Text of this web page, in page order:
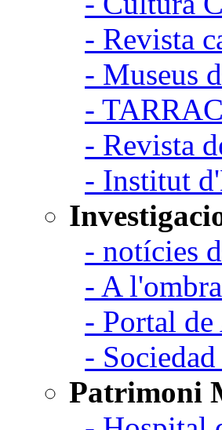
- Revista
- Museus
-
- Revista
- Institut
- notícies
- A
- Portal
-
Patrimoni